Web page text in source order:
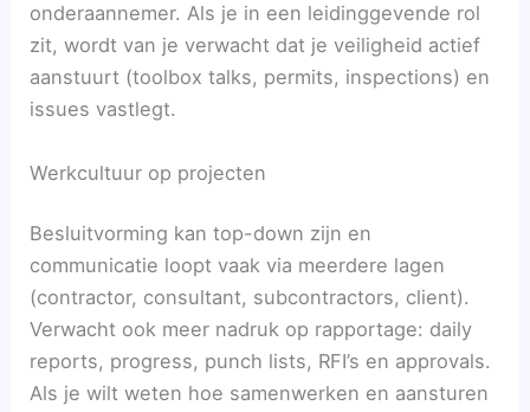
onderaannemer. Als je in een leidinggevende rol
zit, wordt van je verwacht dat je veiligheid actief
aanstuurt (toolbox talks, permits, inspections) en
issues vastlegt.
Werkcultuur op projecten
Besluitvorming kan top-down zijn en
communicatie loopt vaak via meerdere lagen
(contractor, consultant, subcontractors, client).
Verwacht ook meer nadruk op rapportage: daily
reports, progress, punch lists, RFI’s en approvals.
Als je wilt weten hoe samenwerken en aansturen